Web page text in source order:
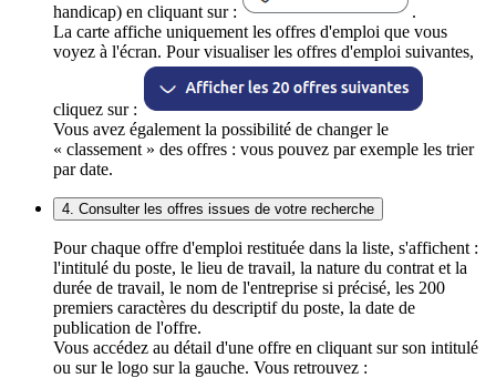
handicap) en cliquant sur :
.
La carte affiche uniquement les offres d'emploi que vous
voyez à l'écran. Pour visualiser les offres d'emploi suivantes,
cliquez sur :
Vous avez également la possibilité de changer le
« classement » des offres : vous pouvez par exemple les trier
par date.
4. Consulter les offres issues de votre recherche
Pour chaque offre d'emploi restituée dans la liste, s'affichent :
l'intitulé du poste, le lieu de travail, la nature du contrat et la
durée de travail, le nom de l'entreprise si précisé, les 200
premiers caractères du descriptif du poste, la date de
publication de l'offre.
Vous accédez au détail d'une offre en cliquant sur son intitulé
ou sur le logo sur la gauche. Vous retrouvez :